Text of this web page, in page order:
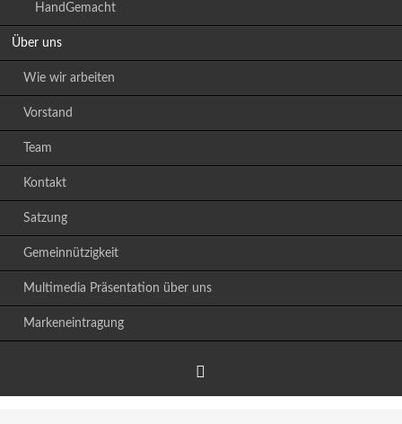
HandGemacht
Über uns
Wie wir arbeiten
Vorstand
Team
Kontakt
Satzung
Gemeinnützigkeit
Multimedia Präsentation über uns
Markeneintragung